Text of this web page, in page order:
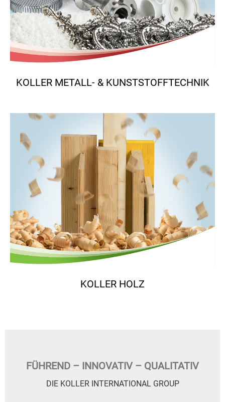
KOLLER METALL- & KUNSTSTOFFTECHNIK
KOLLER HOLZ
FÜHREND – INNOVATIV – QUALITATIV
DIE KOLLER INTERNATIONAL GROUP